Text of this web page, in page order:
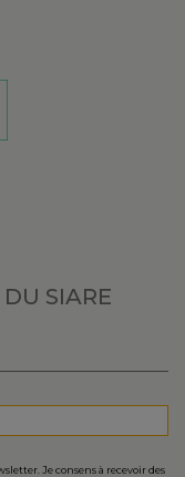
DU SIARE
Je consens à recevoir des